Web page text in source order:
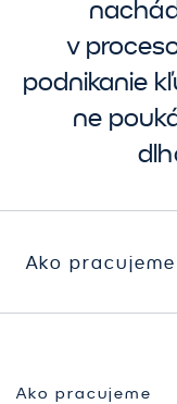
v
podnikanie
ne
Ako pracujeme
Ako pracujeme